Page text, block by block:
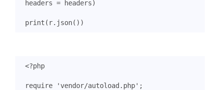
headers = headers)
print ( r. json())
<?php
require 'vendor/autoload.php' ;